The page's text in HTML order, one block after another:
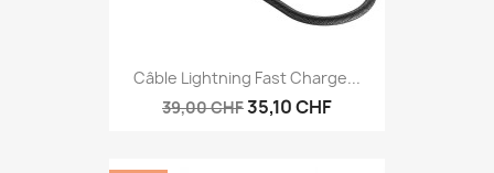
Câble Lightning Fast Charge...
39,00 CHF35,10 CHF